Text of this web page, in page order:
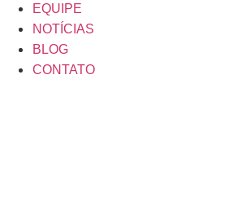
EQUIPE
NOTÍCIAS
BLOG
CONTATO